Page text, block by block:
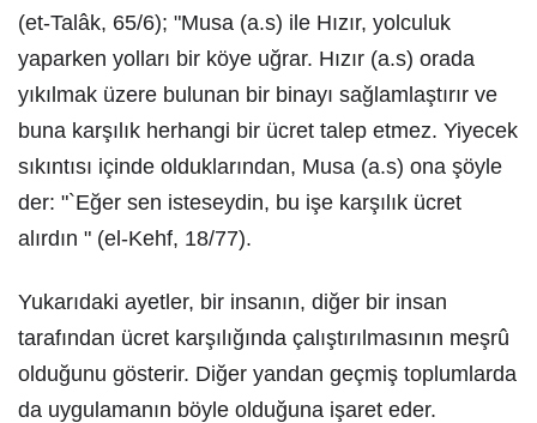
(et-Talâk, 65/6); "Musa (a.s) ile Hızır, yolculuk
yaparken yolları bir köye uğrar. Hızır (a.s) orada
yıkılmak üzere bulunan bir binayı sağlamlaştırır ve
buna karşılık herhangi bir ücret talep etmez. Yiyecek
sıkıntısı içinde olduklarından, Musa (a.s) ona şöyle
der: "`Eğer sen isteseydin, bu işe karşılık ücret
alırdın " (el-Kehf, 18/77).
Yukarıdaki ayetler, bir insanın, diğer bir insan
tarafından ücret karşılığında çalıştırılmasının meşrû
olduğunu gösterir. Diğer yandan geçmiş toplumlarda
da uygulamanın böyle olduğuna işaret eder.